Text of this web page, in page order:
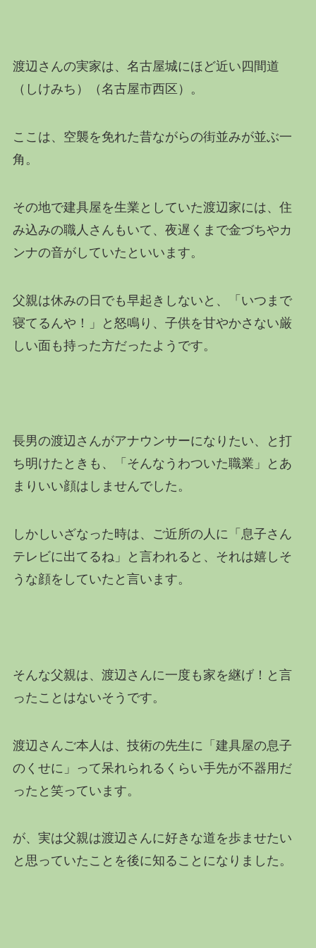
渡辺さんの実家は、名古屋城にほど近い四間道
（しけみち）（名古屋市西区）。
ここは、空襲を免れた昔ながらの街並みが並ぶ一
角。
その地で建具屋を生業としていた渡辺家には、住
み込みの職人さんもいて、夜遅くまで金づちやカ
ンナの音がしていたといいます。
父親は休みの日でも早起きしないと、「いつまで
寝てるんや！」と怒鳴り、子供を甘やかさない厳
しい面も持った方だったようです。
長男の渡辺さんがアナウンサーになりたい、と打
ち明けたときも、「そんなうわついた職業」とあ
まりいい顔はしませんでした。
しかしいざなった時は、ご近所の人に「息子さん
テレビに出てるね」と言われると、それは嬉しそ
うな顔をしていたと言います。
そんな父親は、渡辺さんに一度も家を継げ！と言
ったことはないそうです。
渡辺さんご本人は、技術の先生に「建具屋の息子
のくせに」って呆れられるくらい手先が不器用だ
ったと笑っています。
が、実は父親は渡辺さんに好きな道を歩ませたい
と思っていたことを後に知ることになりました。